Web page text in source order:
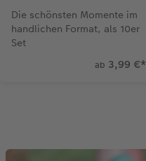
Die schönsten Momente im
handlichen Format, als 10er
Set
ab 3,99 €*